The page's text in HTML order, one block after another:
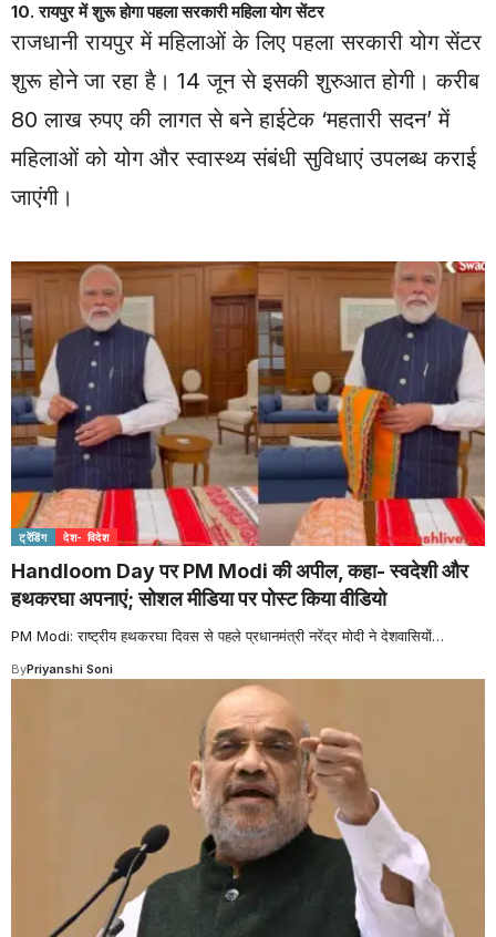
10. रायपुर में शुरू होगा पहला सरकारी महिला योग सेंटर
राजधानी रायपुर में महिलाओं के लिए पहला सरकारी योग सेंटर
शुरू होने जा रहा है। 14 जून से इसकी शुरुआत होगी। करीब
80 लाख रुपए की लागत से बने हाईटेक ‘महतारी सदन’ में
महिलाओं को योग और स्वास्थ्य संबंधी सुविधाएं उपलब्ध कराई
जाएंगी।
ट्रेंडिंग देश- विदेश
Handloom Day पर PM Modi की अपील, कहा- स्वदेशी और
हथकरघा अपनाएं; सोशल मीडिया पर पोस्ट किया वीडियो
PM Modi: राष्ट्रीय हथकरघा दिवस से पहले प्रधानमंत्री नरेंद्र मोदी ने देशवासियों…
ByPriyanshi Soni